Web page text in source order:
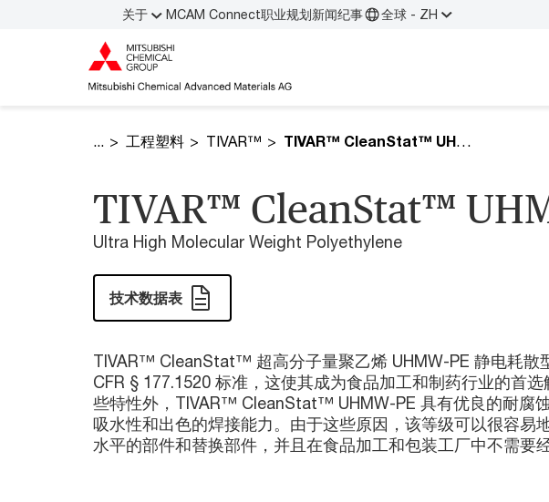
关于 MCAM Connect职业规划新闻纪事 全球 - ZH
工程塑料 TIVAR™ TIVAR™ CleanStat™ UHMW-PE
TIVAR™ CleanStat™
Ultra High Molecular Weight Polyethylene
技术数据表
TIVAR™ CleanStat™ 超高分子量聚乙烯 UHMW-PE 静电耗散
CFR § 177.1520 标准，这使其成为食品加工和制药行业的首
些特性外，TIVAR™ CleanStat™ UHMW-PE 具有优良的耐腐
吸水性和出色的焊接能力。由于这些原因，该等级可以很容易
水平的部件和替换部件，并且在食品加工和包装工厂中不需要经